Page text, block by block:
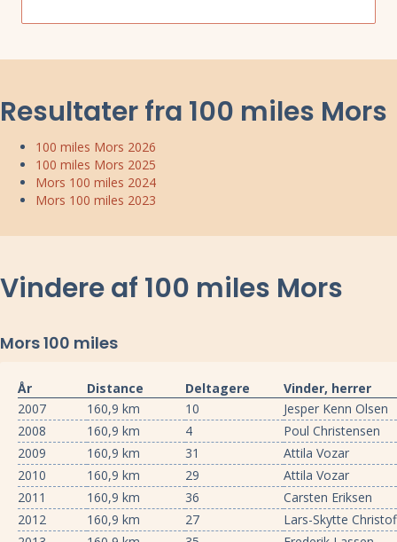
Resultater fra 100 miles Mors
100 miles Mors 2026
100 miles Mors 2025
Mors 100 miles 2024
Mors 100 miles 2023
Vindere af 100 miles Mors
Mors 100 miles
År Distance Deltagere
Vinder, herrer
2007
160,9 km 10
Jesper Kenn Olsen
2008
160,9 km 4
Poul Christensen
2009
160,9 km 31
Attila Vozar
2010
160,9 km 29
Attila Vozar
2011
160,9 km 36
Carsten Eriksen
2012
160,9 km 27
Lars-Skytte